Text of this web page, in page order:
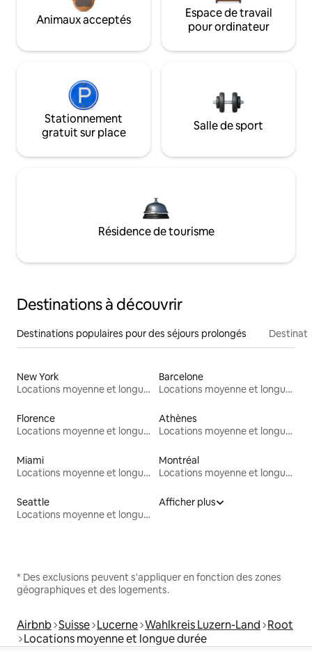
Animaux acceptés
Espace de travail
pour ordinateur
Stationnement
gratuit sur place
Salle de sport
Résidence de tourisme
Destinations à découvrir
Destinations populaires pour des séjours prolongés
New York
Locations moyenne et longue durée
Barcelone
Locations moyenne et longue durée
Florence
Locations moyenne et longue durée
Athènes
Locations moyenne et longue durée
Miami
Locations moyenne et longue durée
Montréal
Locations moyenne et longue durée
Seattle
Locations moyenne et longue durée
Afficher plus
* Des exclusions peuvent s'appliquer en fonction des zones
géographiques et des logements.
Airbnb Suisse Lucerne Wahlkreis Luzern-Land Root
Locations moyenne et longue durée